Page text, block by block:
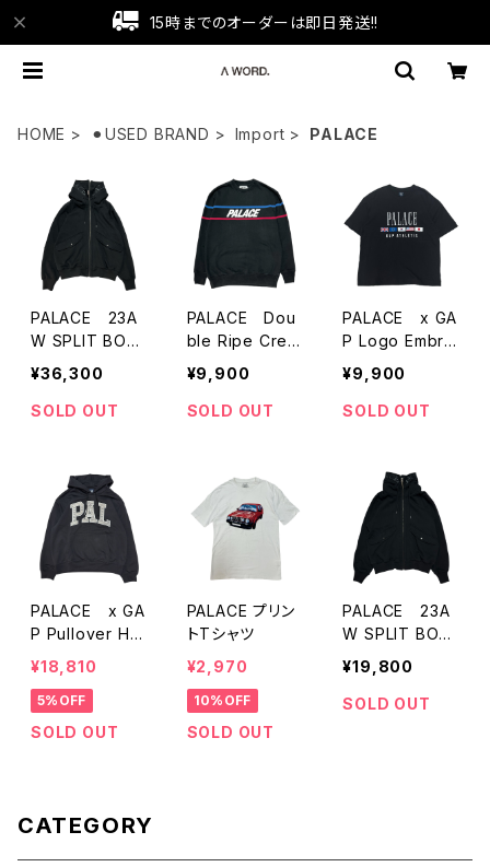
15時までのオーダーは即日発送!!
HOME ⚫︎USED BRAND Import PALACE
PALACE 23A
W SPLIT BOM
BER HOODIE
¥36,300
SOLD OUT
PALACE Dou
ble Ripe Crew
Neck Sweat
¥9,900
SOLD OUT
PALACE x GA
P Logo Embroi
dery T-Shirts
¥9,900
SOLD OUT
PALACE x GA
P Pullover Ho
odie
¥18,810
5%OFF
SOLD OUT
PALACE プリン
トTシャツ
¥2,970
10%OFF
SOLD OUT
PALACE 23A
W SPLIT BOM
BER HOODIE
¥19,800
SOLD OUT
CATEGORY